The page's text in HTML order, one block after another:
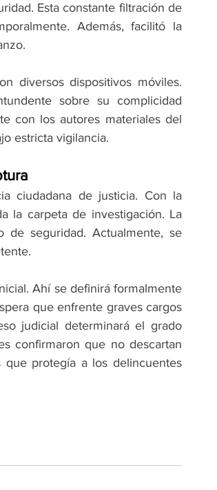
Esta constante filtración de
Además, facilitó la
diversos dispositivos móviles.
sobre su complicidad
con los autores materiales del
estricta vigilancia.
ciudadana de justicia. Con la
la carpeta de investigación. La
de seguridad. Actualmente, se
Ahí se definirá formalmente
que enfrente graves cargos
judicial determinará el grado
confirmaron que no descartan
que protegía a los delincuentes